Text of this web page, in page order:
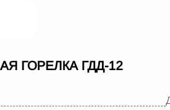
ГОРЕЛКА ГДД-12